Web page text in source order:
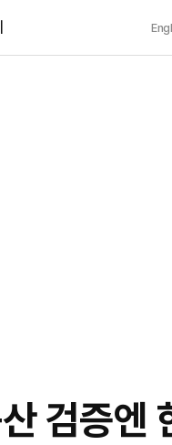
검증엔